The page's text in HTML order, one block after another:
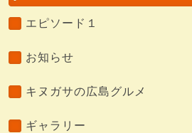
エピソード１
お知らせ
キヌガサの広島グルメ
ギャラリー